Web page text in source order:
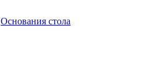
Основания стола